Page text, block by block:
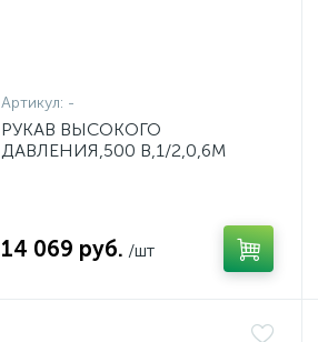
Артикул: -
РУКАВ ВЫСОКОГО
ДАВЛЕНИЯ,500 B,1/2,0,6M
14 069 руб. /шт